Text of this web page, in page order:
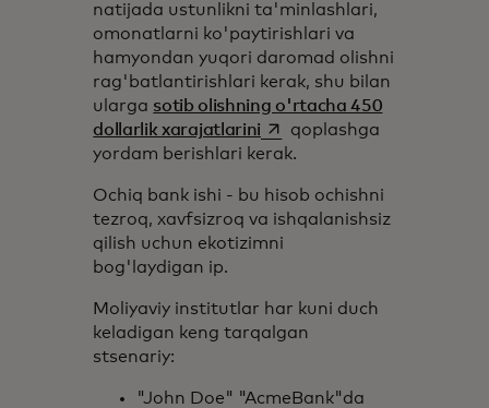
natijada ustunlikni ta'minlashlari,
omonatlarni ko'paytirishlari va
hamyondan yuqori daromad olishni
rag'batlantirishlari kerak, shu bilan
ularga sotib olishning o'rtacha 450
dollarlik xarajatlariniopens in a new tab
qoplashga
yordam berishlari kerak.
Ochiq bank ishi - bu hisob ochishni
tezroq, xavfsizroq va ishqalanishsiz
qilish uchun ekotizimni
bog'laydigan ip.
Moliyaviy institutlar har kuni duch
keladigan keng tarqalgan
stsenariy:
"John Doe" "AcmeBank"da